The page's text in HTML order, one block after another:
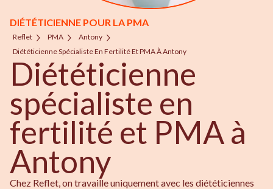
DIÉTÉTICIENNE POUR LA PMA
Reflet PMA
Antony
Diététicienne Spécialiste En Fertilité Et PMA À Antony
Diététicienne
spécialiste en
fertilité et PMA à
Antony
Chez Reflet, on travaille uniquement avec les diététiciennes